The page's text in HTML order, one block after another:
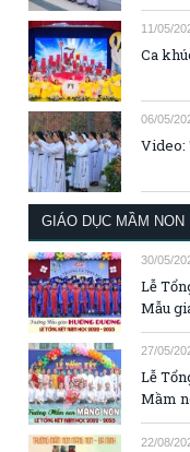
11/05/
Ca
06/05/
Video:
GIÁO DỤC MẦM NON
30/05/
Lễ
Mẫu
27/05/
Lễ
Mầm
22/08/